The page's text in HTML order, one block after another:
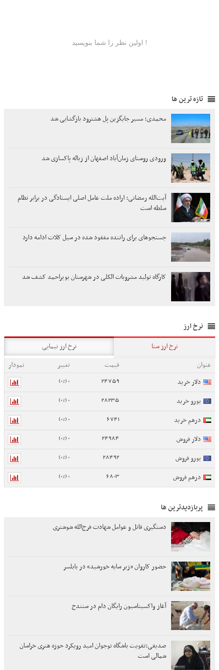
تازه ترین ها
محمدی: مسیر جایگزین پل هشترود بازگشایی شد
ورودی روستای زمان‌آباد اصفهان از زباله پاکسازی شد
آیت‌الله رمضانی: اراده ملت عامل اصلی ایستادگی در برابر نظام
سلطه است
جستجوهای برای راننده مفقود شده در سیل کلات ادامه دارد
کارگاه تولید مشروبات الکلی در شهرستان بویراحمد کشف شد
نرخ ارز
نرخ ارز سنا
نرخ ارز نیمایی
عنوان
قیمت تغییر
نمودار
دلار خرید
24759
0 (0%)
یورو خرید 28235
0 (0%)
درهم خرید 6741
0 (0%)
دلار فروش 24984
0 (0%)
یورو فروش 28492
0 (0%)
درهم فروش 6803
0 (0%)
پربازدیدترین ها
دستگیری قاتل و عوامل شهادت فرج‌الله شوشتری
حضور کاروان «زیر سایه خورشید» در بابلسر
آغاز واکسیناسیون رایگان دام در سنندج
صدیقی:تقویت باشگاه نوجوان امید رویکرد حوزه هنری خراسان
شمالی است